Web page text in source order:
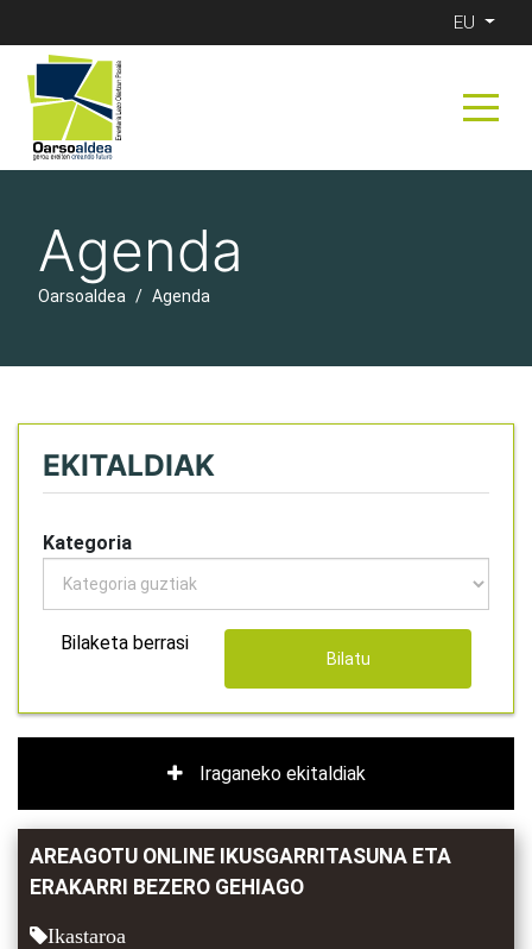
EU
Agenda
Oarsoaldea Agenda
EKITALDIAK
Kategoria
Bilaketa berrasi
Bilatu
Iraganeko ekitaldiak
AREAGOTU ONLINE IKUSGARRITASUNA ETA
ERAKARRI BEZERO GEHIAGO
Ikastaroa